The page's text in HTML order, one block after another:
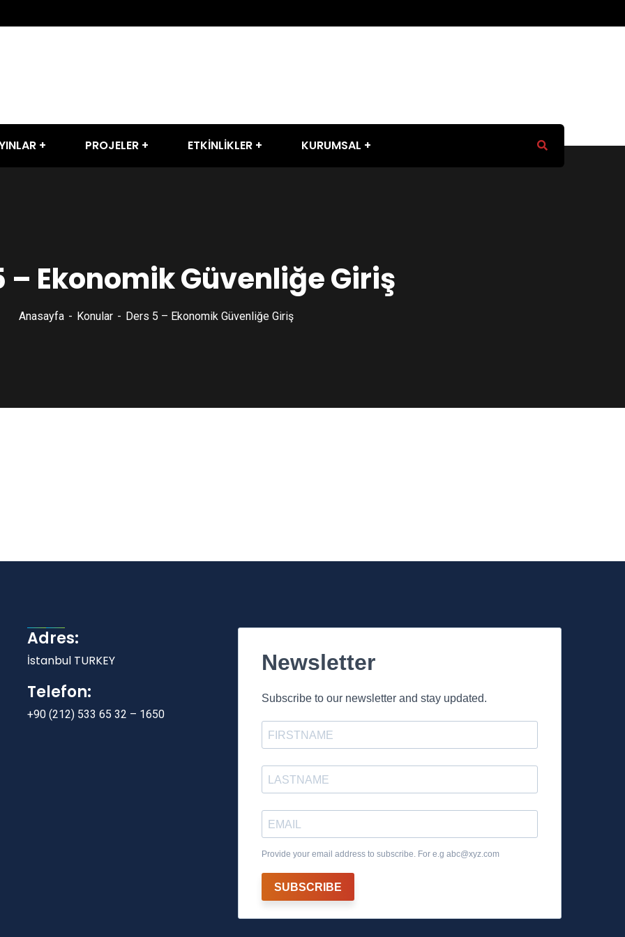
PROJELER ETKİNLİKLER KURUMSAL
– Ekonomik Güvenliğe Giriş
Anasayfa Konular Ders 5 – Ekonomik Güvenliğe Giriş
Adres:
İstanbul TURKEY
Telefon:
+90 (212) 533 65 32 – 1650
Newsletter
Subscribe to our newsletter and stay updated.
Provide your email address to subscribe. For e.g abc@xyz.com
SUBSCRIBE